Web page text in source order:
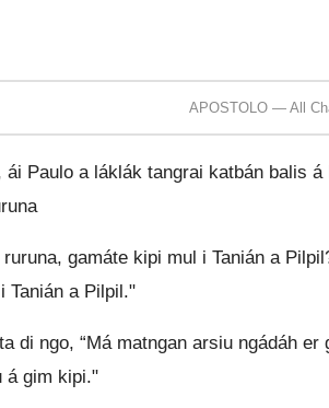
APOSTOLO — All
Paulo a láklák tangrai katbán balis
gamáte kipi mul i Tanián a
Tanián a Pilpil."
di ngo, “Má matngan arsiu ngádáh er
á gim kipi."